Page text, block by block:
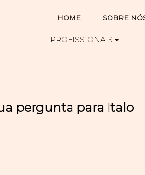
HOME SOBRE
PROFISSIONAIS
pergunta para Italo